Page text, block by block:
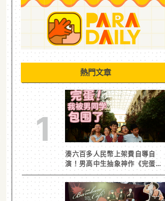
熱門文章
1
湊六百多人民幣上架費自導自
演！男高中生抽象神作《完蛋！
我被男同學包圍了》突然爆紅